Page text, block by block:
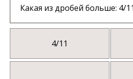
Какая из дробей больше: 4/
4/11